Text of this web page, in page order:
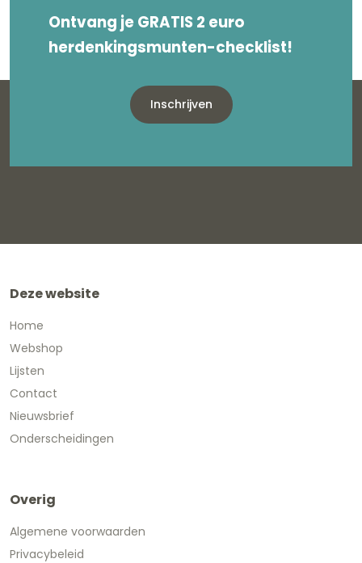
Ontvang je GRATIS 2 euro
herdenkingsmunten-checklist!
Inschrijven
Deze website
Home
Webshop
Lijsten
Contact
Nieuwsbrief
Onderscheidingen
Overig
Algemene voorwaarden
Privacybeleid